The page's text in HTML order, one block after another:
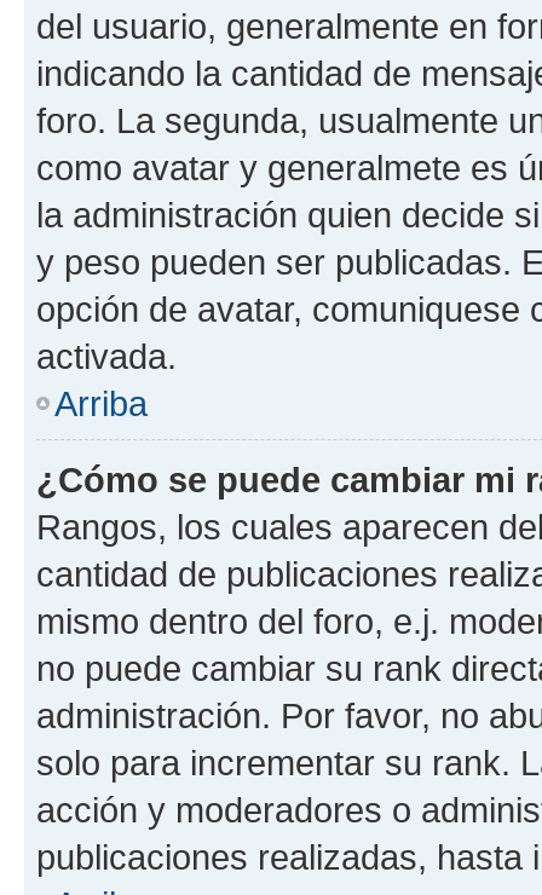
del usuario, generalmente en
indicando la cantidad de
foro. La segunda, usualmente
como avatar y generalmete es
la administración quien decide
y peso pueden ser publicadas.
opción de avatar, comuniquese
activada.
Arriba
¿Cómo se puede cambiar mi
Rangos, los cuales aparecen
cantidad de publicaciones
mismo dentro del foro, e.j.
no puede cambiar su rank
administración. Por favor, no
solo para incrementar su rank.
acción y moderadores o
publicaciones realizadas, hasta